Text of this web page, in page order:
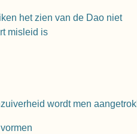
het zien van de Dao niet
misleid is
wordt men